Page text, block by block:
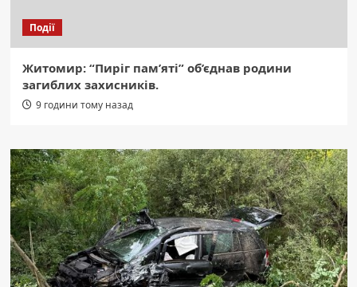
Події
Житомир: “Пиріг пам’яті” об’єднав родини
загиблих захисників.
9 години тому назад